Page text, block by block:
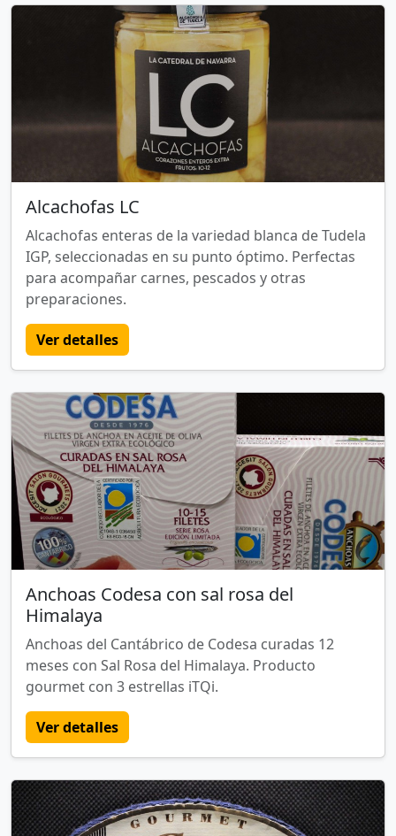
Alcachofas LC
Alcachofas enteras de la variedad blanca de Tudela
IGP, seleccionadas en su punto óptimo. Perfectas
para acompañar carnes, pescados y otras
preparaciones.
Ver detalles
Anchoas Codesa con sal rosa del
Himalaya
Anchoas del Cantábrico de Codesa curadas 12
meses con Sal Rosa del Himalaya. Producto
gourmet con 3 estrellas iTQi.
Ver detalles